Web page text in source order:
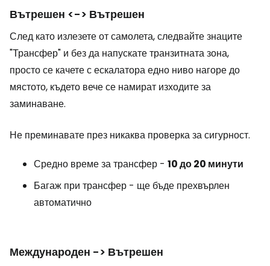
Вътрешен <-> Вътрешен
След като излезете от самолета, следвайте знаците
"Трансфер" и без да напускате транзитната зона,
просто се качете с ескалатора едно ниво нагоре до
мястото, където вече се намират изходите за
заминаване.
Не преминавате през никаква проверка за сигурност.
Средно време за трансфер - 10 до 20 минути
Багаж при трансфер - ще бъде прехвърлен
автоматично
Международен -> Вътрешен